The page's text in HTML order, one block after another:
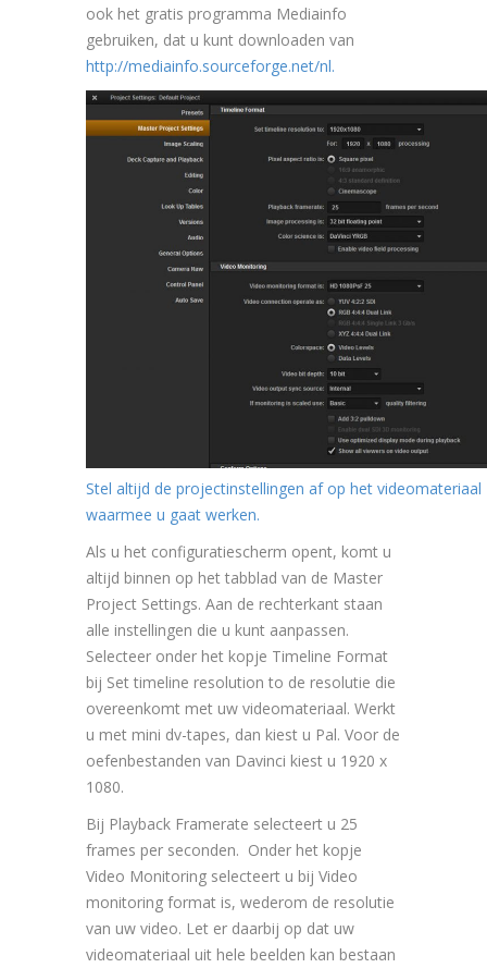
ook het gratis programma Mediainfo
gebruiken, dat u kunt downloaden van
http://mediainfo.sourceforge.net/nl.
Stel altijd de projectinstellingen af op het videomateriaal
waarmee u gaat werken.
Als u het configuratiescherm opent, komt u
altijd binnen op het tabblad van de Master
Project Settings. Aan de rechterkant staan
alle instellingen die u kunt aanpassen.
Selecteer onder het kopje Timeline Format
bij Set timeline resolution to de resolutie die
overeenkomt met uw videomateriaal. Werkt
u met mini dv-tapes, dan kiest u Pal. Voor de
oefenbestanden van Davinci kiest u 1920 x
1080.
Bij Playback Framerate selecteert u 25
frames per seconden. Onder het kopje
Video Monitoring selecteert u bij Video
monitoring format is, wederom de resolutie
van uw video. Let er daarbij op dat uw
videomateriaal uit hele beelden kan bestaan